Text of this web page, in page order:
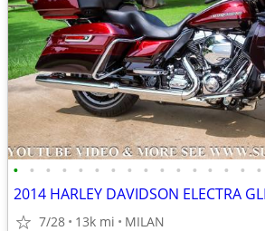
• • • • • • • • • • • • • • • •
7/28 13k mi MILAN